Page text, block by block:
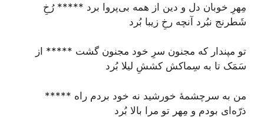
مِهرِ خوبان دل و دين از همه بى‌پروا برد ***** رُخِ
شَطرنج نبُرد آنچه رخِ زيبا بُرد
تو مپندار كه مجنون سرِ خود مجنون گشت ***** از
سَمَک تا به سِماكش كششِ ليلا بُرد
من به سرچشمۀ خورشيد نه خود بردم راه *****
ذرّه‌‏اى بودم و مِهر تو مرا بالا بُرد